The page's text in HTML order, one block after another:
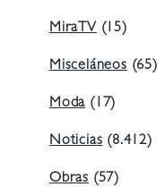
MiraTV (15)
Misceláneos (65)
Moda (17)
Noticias (8.412)
Obras (57)